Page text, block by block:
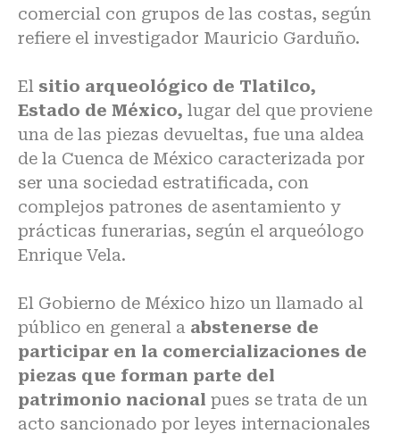
comercial con grupos de las costas, según
refiere el investigador Mauricio Garduño.
El sitio arqueológico de Tlatilco,
Estado de México, lugar del que proviene
una de las piezas devueltas, fue una aldea
de la Cuenca de México caracterizada por
ser una sociedad estratificada, con
complejos patrones de asentamiento y
prácticas funerarias, según el arqueólogo
Enrique Vela.
El Gobierno de México hizo un llamado al
público en general a abstenerse de
participar en la comercializaciones de
piezas que forman parte del
patrimonio nacional pues se trata de un
acto sancionado por leyes internacionales